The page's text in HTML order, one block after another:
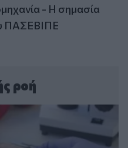
- Η σημασία
ΠΑΣΕΒΙΠΕ
ροή